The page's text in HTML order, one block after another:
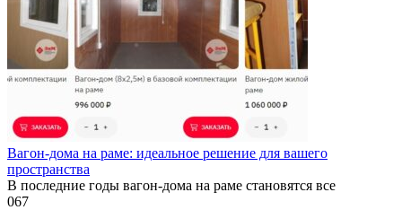
Вагон-дома на раме: идеальное решение для вашего
пространства
В последние годы вагон-дома на раме становятся все
067